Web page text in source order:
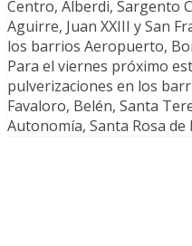
Centro, Alberdi, Sargento
Aguirre, Juan XXIII y San
los barrios Aeropuerto,
Para el viernes próximo
pulverizaciones en los
Favaloro, Belén, Santa
Autonomía, Santa Rosa de